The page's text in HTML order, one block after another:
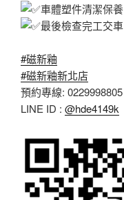
車體塑件清潔保養
最後檢查完工交車
#磁新釉
#磁新釉新北店
預約專線: 0229998805
LINE ID : @hde4149k